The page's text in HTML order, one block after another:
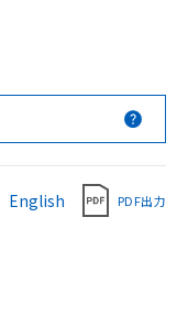
English PDF出力